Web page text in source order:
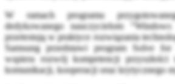
W ramach programu
dedykowanego nauczycielom
przetestują w praktyce rozwiązania
Samsung przedstawi program Solve
wspiera rozwój kompetencji
komunikacji, kooperacji oraz krytycznego